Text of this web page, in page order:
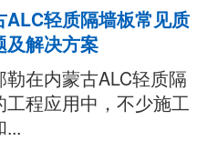
ALC轻质隔墙板常见质
及解决方案
勒在内蒙古ALC轻质隔
工程应用中，不少施工
...